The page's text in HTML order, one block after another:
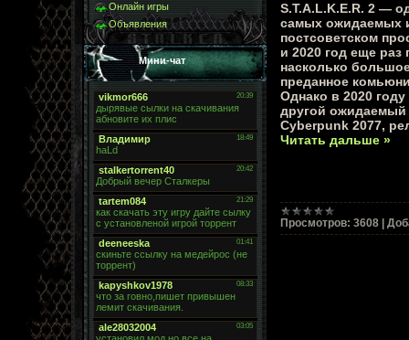
Онлайн игры
Объявления
Мини-чат
S.T.A.L.K.E.R. 2 —
самых ожидаемых
постсоветском
и 2020 год еще раз
насколько
преданное
Однако в 2020
другой ожидаемый
Cyberpunk 2077,
Читать дальше »
Просмотров: 3608